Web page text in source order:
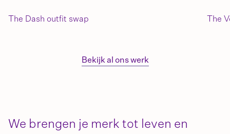
The Dash outfit swap The
Bekijk al ons werk
We brengen je merk tot leven en